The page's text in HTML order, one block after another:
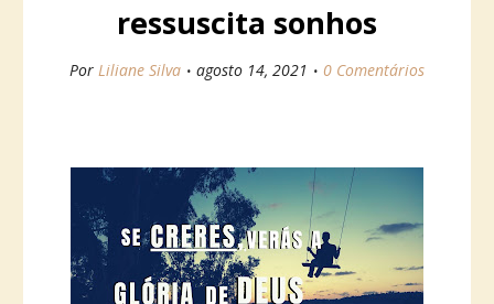
ressuscita sonhos
Por Liliane Silva agosto 14, 2021 0 Comentários